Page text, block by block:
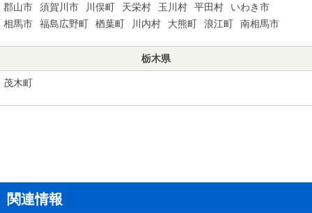
郡山市 須賀川市 川俣町 天栄村 玉川村 平田村
いわき市
相馬市
福島広野町 楢葉町 川内村 大熊町 浪江町 南相馬市
栃木県
茂木町
関連情報